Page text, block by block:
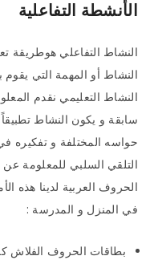
الأنشطة التفاعلية
النشاط التفاعلي هوطريقة
النشاط أو المهمة التي
النشاط التعليمي نقدم
سابقة و يكون النشاط
حواسه المختلفة و
التلقي السلبي للمعلومة
الحروف العربية لدينا هذه
في المنزل و المدرسة :
بطاقات الحروف الفلاش